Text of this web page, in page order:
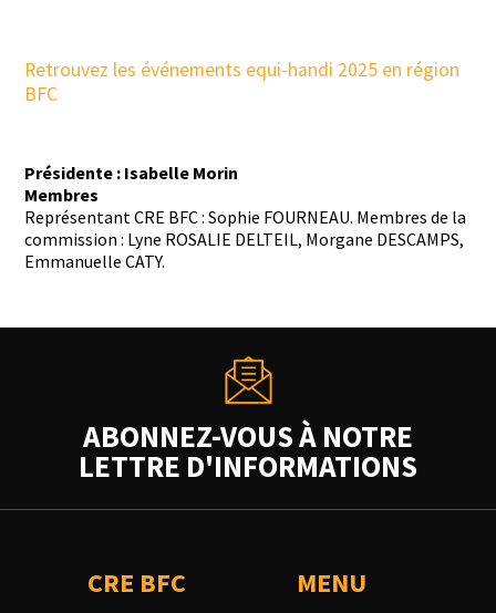
Retrouvez les événements equi-handi 2025 en région
BFC
Présidente : Isabelle Morin
Membres
Représentant CRE BFC : Sophie FOURNEAU. Membres de la
commission : Lyne ROSALIE DELTEIL, Morgane DESCAMPS,
Emmanuelle CATY.
ABONNEZ-VOUS À NOTRE
LETTRE D'INFORMATIONS
CRE BFC MENU